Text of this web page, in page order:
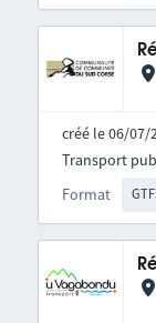
créé le 06/07/
Format
Transport